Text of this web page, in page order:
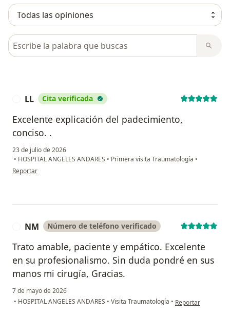
Busca en opiniones
LL Cita verificada
Excelente explicación del padecimiento,
conciso. .
23 de julio de 2026
• HOSPITAL ANGELES ANDARES • Primera visita Traumatología •
en opinión del usuario LL
Reportar
NM Número de teléfono verificado
Trato amable, paciente y empático. Excelente
en su profesionalismo. Sin duda pondré en sus
manos mi cirugía, Gracias.
7 de mayo de 2026
• HOSPITAL ANGELES ANDARES • Visita Traumatología • en opinión del
Reportar